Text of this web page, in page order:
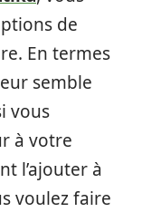
de
En termes
semble
vous
à votre
l’ajouter à
voulez faire